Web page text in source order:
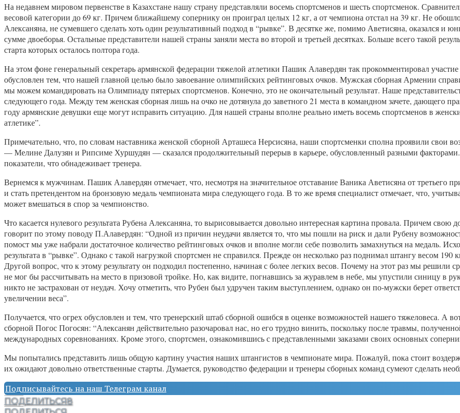
На недавнем мировом первенстве в Казахстане нашу страну представляли восемь спортсменов и шесть спортсменок.
весовой категории до 69 кг. Причем ближайшему сопернику он проиграл целых 12 кг, а от чемпиона отстал на 39 кг. Не
Алексаняна, не сумевшего сделать хоть один результативный подход в “рывке”. В десятке же, помимо Аветисяна, оказался и
сумме двоеборья. Остальные представители нашей страны заняли места во второй и третьей десятках. Больше всего такой
старта которых осталось полтора года.
На этом фоне генеральный секретарь армянской федерации тяжелой атлетики Пашик Алавердян так прокомментировал
обусловлен тем, что нашей главной целью было завоевание олимпийских рейтинговых очков. Мужская сборная Армении
мы можем командировать на Олимпиаду пятерых спортсменов. Конечно, это не окончательный результат. Наше
следующего года. Между тем женская сборная лишь на очко не дотянула до заветного 21 места в командном зачете, дающего
году армянские девушки еще могут исправить ситуацию. Для нашей страны вполне реально иметь восемь спортсменов в
атлетике”.
Примечательно, что, по словам наставника женской сборной Арташеса Нерсисяна, наши спортсменки сполна проявили свои
— Мелине Далузян и Рипсиме Хуршудян — сказался продолжительный перерыв в карьере, обусловленный разными факторами.
показатели, что обнадеживает тренера.
Вернемся к мужчинам. Пашик Алавердян отмечает, что, несмотря на значительное отставание Ваника Аветисяна от третьего
и стать претендентом на бронзовую медаль чемпионата мира следующего года. В то же время специалист отмечает, что,
может вмешаться в спор за чемпионство.
Что касается нулевого результата Рубена Алексаняна, то вырисовывается довольно интересная картина провала. Причем
говорит по этому поводу П.Алавердян: “Одной из причин неудачи является то, что мы пошли на риск и дали Рубену
помост мы уже набрали достаточное количество рейтинговых очков и вполне могли себе позволить замахнуться на медаль.
результата в “рывке”. Однако с такой нагрузкой спортсмен не справился. Прежде он несколько раз поднимал штангу весом
Другой вопрос, что к этому результату он подходил постепенно, начиная с более легких весов. Почему на этот раз мы решили
не мог бы рассчитывать на место в призовой тройке. Но, как видите, погнавшись за журавлем в небе, мы упустили синицу в
никто не застрахован от неудач. Хочу отметить, что Рубен был удручен таким выступлением, однако он по-мужски берет
увеличении веса”.
Получается, что огрех обусловлен и тем, что тренерский штаб сборной ошибся в оценке возможностей нашего тяжеловеса. А
сборной Погос Погосян: “Алексанян действительно разочаровал нас, но его трудно винить, поскольку после травмы,
международных соревнованиях. Кроме этого, спортсмен, ознакомившись с представленными заказами своих основных
Мы попытались представить лишь общую картину участия наших штангистов в чемпионате мира. Пожалуй, пока стоит
их ожидают довольно ответственные старты. Думается, руководство федерации и тренеры сборных команд сумеют сделать
Подписывайтесь на наш Телеграм канал
ПОДЕЛИТЬСЯ8